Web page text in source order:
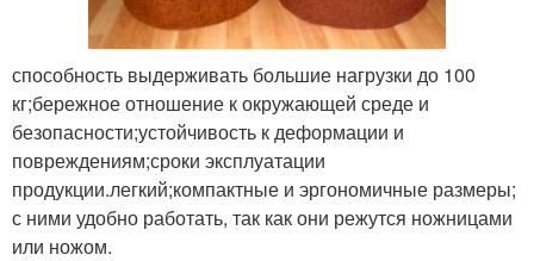
способность выдерживать большие нагрузки до 100
кг;бережное отношение к окружающей среде и
безопасности;устойчивость к деформации и
повреждениям;сроки эксплуатации
продукции.легкий;компактные и эргономичные размеры;
с ними удобно работать, так как они режутся ножницами
или ножом.